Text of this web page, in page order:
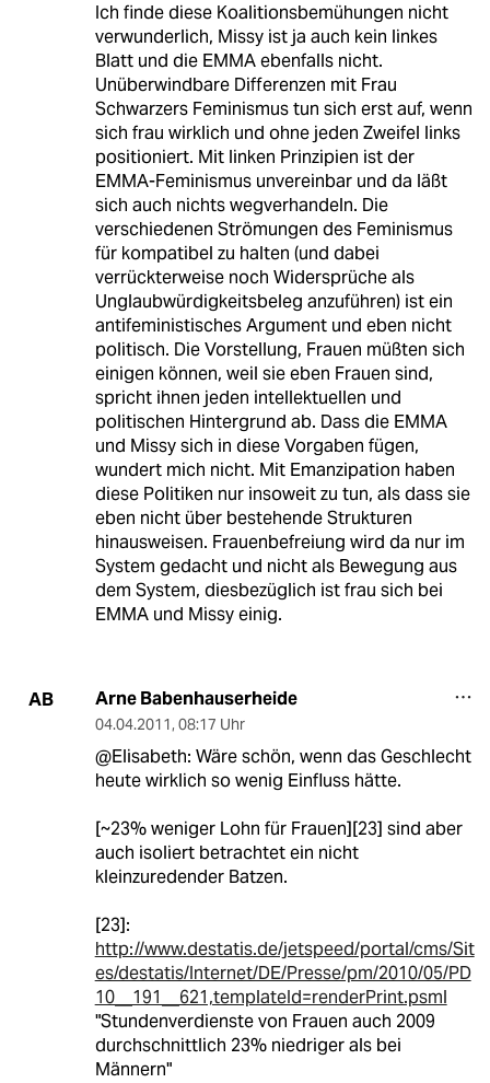
Ich finde diese Koalitionsbemühungen nicht
verwunderlich, Missy ist ja auch kein linkes
Blatt und die EMMA ebenfalls nicht.
Unüberwindbare Differenzen mit Frau
Schwarzers Feminismus tun sich erst auf, wenn
sich frau wirklich und ohne jeden Zweifel links
positioniert. Mit linken Prinzipien ist der
EMMA-Feminismus unvereinbar und da läßt
sich auch nichts wegverhandeln. Die
verschiedenen Strömungen des Feminismus
für kompatibel zu halten (und dabei
verrückterweise noch Widersprüche als
Unglaubwürdigkeitsbeleg anzuführen) ist ein
antifeministisches Argument und eben nicht
politisch. Die Vorstellung, Frauen müßten sich
einigen können, weil sie eben Frauen sind,
spricht ihnen jeden intellektuellen und
politischen Hintergrund ab. Dass die EMMA
und Missy sich in diese Vorgaben fügen,
wundert mich nicht. Mit Emanzipation haben
diese Politiken nur insoweit zu tun, als dass sie
eben nicht über bestehende Strukturen
hinausweisen. Frauenbefreiung wird da nur im
System gedacht und nicht als Bewegung aus
dem System, diesbezüglich ist frau sich bei
EMMA und Missy einig.
AB Arne Babenhauserheide
04.04.2011, 08:17 Uhr
@Elisabeth: Wäre schön, wenn das Geschlecht
heute wirklich so wenig Einfluss hätte.
[~23% weniger Lohn für Frauen][23] sind aber
auch isoliert betrachtet ein nicht
kleinzuredender Batzen.
[23]:
http://www.destatis.de/jetspeed/portal/cms/Sit
es/destatis/Internet/DE/Presse/pm/2010/05/PD
10__191__621,templateId=renderPrint.psml
"Stundenverdienste von Frauen auch 2009
durchschnittlich 23% niedriger als bei
Männern"